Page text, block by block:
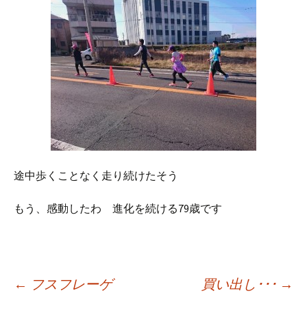
途中歩くことなく走り続けたそう
もう、感動したわ 進化を続ける79歳です
投
← フスフレーゲ 買い出し･･･ →